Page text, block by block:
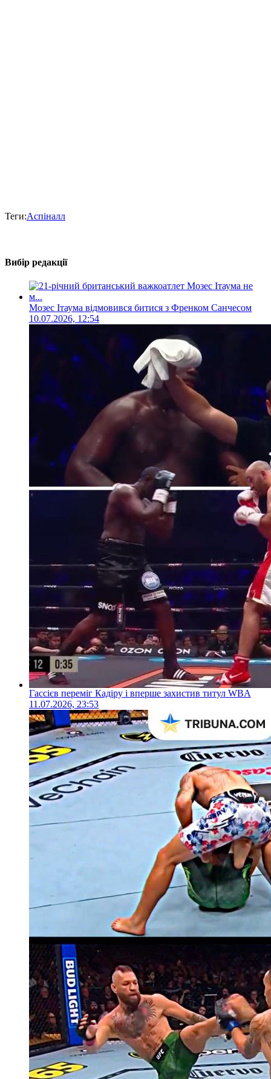
Теги:Аспіналл
Вибір редакції
Мозес Ітаума відмовився битися з Френком Санчесом
10.07.2026, 12:54
Гассієв переміг Кадіру і вперше захистив титул WBA
11.07.2026, 23:53